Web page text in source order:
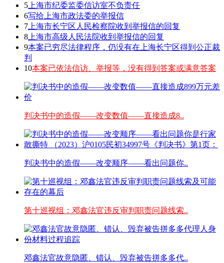
5 上海市纪委监委信访室不负责任
6写给上海市政法委的举报信
7 上海市长宁区人民检察院收到举报信的回复
8 上海市高级人民法院收到举报信的回复
9本案已穷尽法律程序，仍没有在上海长宁区得到公正裁
判
10本案已依法信访、举报等，没有得到答案或满意答案
判决书中的造假——改变数值——直接造成8..
判决书中的造假——改变顺序——看出问题你..
第十巡视组：邓鑫法官违反审判职责问题线索..
邓鑫法官故意隐匿、错认、毁弃被告拼多多代..